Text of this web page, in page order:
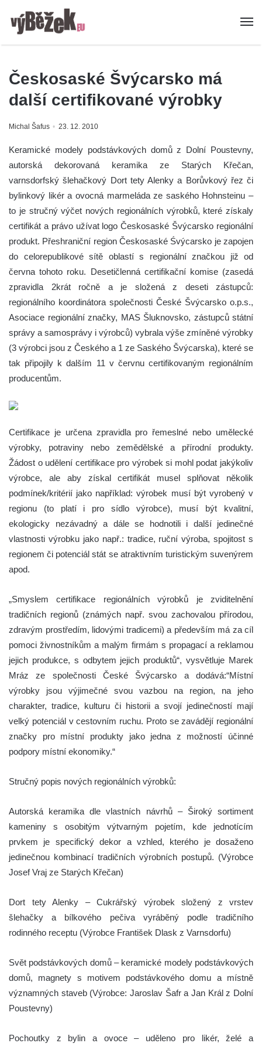
Českosaské Švýcarsko má
další certifikované výrobky
Michal Šafus 23. 12. 2010
Keramické modely podstávkových domů z Dolní Poustevny,
autorská dekorovaná keramika ze Starých Křečan,
varnsdorfský šlehačkový Dort tety Alenky a Borůvkový řez či
bylinkový likér a ovocná marmeláda ze saského Hohnsteinu –
to je stručný výčet nových regionálních výrobků, které získaly
certifikát a právo užívat logo Českosaské Švýcarsko regionální
produkt. Přeshraniční region Českosaské Śvýcarsko je zapojen
do celorepublikové sítě oblastí s regionální značkou již od
června tohoto roku. Desetičlenná certifikační komise (zasedá
zpravidla 2krát ročně a je složená z deseti zástupců:
regionálního koordinátora společnosti České Švýcarsko o.p.s.,
Asociace regionální značky, MAS Šluknovsko, zástupců státní
správy a samosprávy i výrobců) vybrala výše zmíněné výrobky
(3 výrobci jsou z Českého a 1 ze Saského Švýcarska), které se
tak připojily k dalším 11 v červnu certifikovaným regionálním
producentům.
Certifikace je určena zpravidla pro řemeslné nebo umělecké
výrobky, potraviny nebo zemědělské a přírodní produkty.
Žádost o udělení certifikace pro výrobek si mohl podat jakýkoliv
výrobce, ale aby získal certifikát musel splňovat několik
podmínek/kritérií jako například: výrobek musí být vyrobený v
regionu (to platí i pro sídlo výrobce), musí být kvalitní,
ekologicky nezávadný a dále se hodnotili i další jedinečné
vlastnosti výrobku jako např.: tradice, ruční výroba, spojitost s
regionem či potenciál stát se atraktivním turistickým suvenýrem
apod.
„Smyslem certifikace regionálních výrobků je zviditelnění
tradičních regionů (známých např. svou zachovalou přírodou,
zdravým prostředím, lidovými tradicemi) a především má za cíl
pomoci živnostníkům a malým firmám s propagací a reklamou
jejich produkce, s odbytem jejich produktů“, vysvětluje Marek
Mráz ze společnosti České Švýcarsko a dodává:“Místní
výrobky jsou výjimečné svou vazbou na region, na jeho
charakter, tradice, kulturu či historii a svojí jedinečností mají
velký potenciál v cestovním ruchu. Proto se zavádějí regionální
značky pro místní produkty jako jedna z možností účinné
podpory místní ekonomiky.“
Stručný popis nových regionálních výrobků:
Autorská keramika dle vlastních návrhů – Široký sortiment
kameniny s osobitým výtvarným pojetím, kde jednotícím
prvkem je specifický dekor a vzhled, kterého je dosaženo
jedinečnou kombinací tradičních výrobních postupů. (Výrobce
Josef Vraj ze Starých Křečan)
Dort tety Alenky – Cukrářský výrobek složený z vrstev
šlehačky a bílkového pečiva vyráběný podle tradičního
rodinného receptu (Výrobce František Dlask z Varnsdorfu)
Svět podstávkových domů – keramické modely podstávkových
domů, magnety s motivem podstávkového domu a místně
významných staveb (Výrobce: Jaroslav Šafr a Jan Král z Dolní
Poustevny)
Pochoutky z bylin a ovoce – uděleno pro likér, želé a